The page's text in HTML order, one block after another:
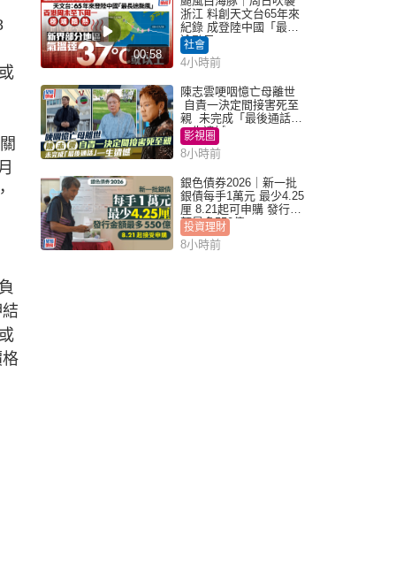
00:58
浙江 料創天文台65年來
紀錄 成登陸中國「最長
途颱風」
社會
4小時前
陳志雲哽咽憶亡母離世
自責一決定間接害死至
親 未完成「最後通話」
一生遺憾
影視圈
8小時前
銀色債券2026｜新一批
銀債每手1萬元 最少4.25
厘 8.21起可申購 發行金
額最多550億
投資理財
8小時前